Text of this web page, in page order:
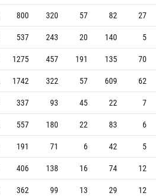
800 320 57 82
27
537 243 20 140
5
1275 457 191 135
70
1742 322 57 609
62
337 93 45 22
7
557 180 22 83
6
191 71 6 42
5
406 138 16 74
12
362 99 13 29
12